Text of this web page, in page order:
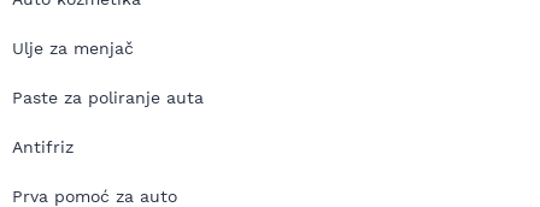
Ulje za menjač
Paste za poliranje auta
Antifriz
Prva pomoć za auto